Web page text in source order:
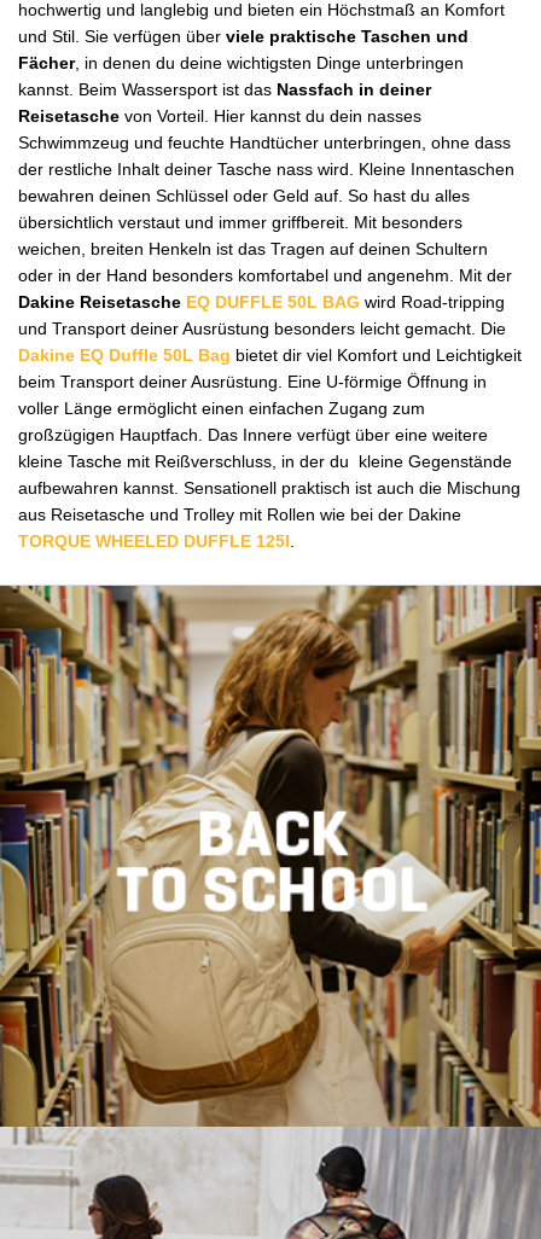
hochwertig und langlebig und bieten ein Höchstmaß an Komfort
und Stil. Sie verfügen über viele praktische Taschen und
Fächer, in denen du deine wichtigsten Dinge unterbringen
kannst. Beim Wassersport ist das Nassfach in deiner
Reisetasche von Vorteil. Hier kannst du dein nasses
Schwimmzeug und feuchte Handtücher unterbringen, ohne dass
der restliche Inhalt deiner Tasche nass wird. Kleine Innentaschen
bewahren deinen Schlüssel oder Geld auf. So hast du alles
übersichtlich verstaut und immer griffbereit. Mit besonders
weichen, breiten Henkeln ist das Tragen auf deinen Schultern
oder in der Hand besonders komfortabel und angenehm. Mit der
Dakine Reisetasche EQ DUFFLE 50L BAG wird Road-tripping
und Transport deiner Ausrüstung besonders leicht gemacht. Die
Dakine EQ Duffle 50L Bag bietet dir viel Komfort und Leichtigkeit
beim Transport deiner Ausrüstung. Eine U-förmige Öffnung in
voller Länge ermöglicht einen einfachen Zugang zum
großzügigen Hauptfach. Das Innere verfügt über eine weitere
kleine Tasche mit Reißverschluss, in der du kleine Gegenstände
aufbewahren kannst. Sensationell praktisch ist auch die Mischung
aus Reisetasche und Trolley mit Rollen wie bei der Dakine
TORQUE WHEELED DUFFLE 125l.